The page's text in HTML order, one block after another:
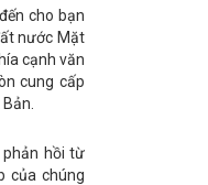
cho bạn
nước Mặt
cạnh văn
cung cấp
phản hồi từ
của chúng